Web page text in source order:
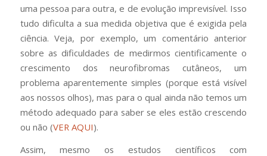
uma pessoa para outra, e de evolução imprevisível. Isso
tudo dificulta a sua medida objetiva que é exigida pela
ciência. Veja, por exemplo, um comentário anterior
sobre as dificuldades de medirmos cientificamente o
crescimento dos neurofibromas cutâneos, um
problema aparentemente simples (porque está visível
aos nossos olhos), mas para o qual ainda não temos um
método adequado para saber se eles estão crescendo
ou não (VER AQUI).
Assim, mesmo os estudos científicos com